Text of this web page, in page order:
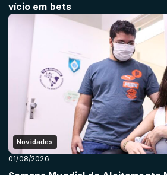
vício em bets
Novidades
01/08/2026